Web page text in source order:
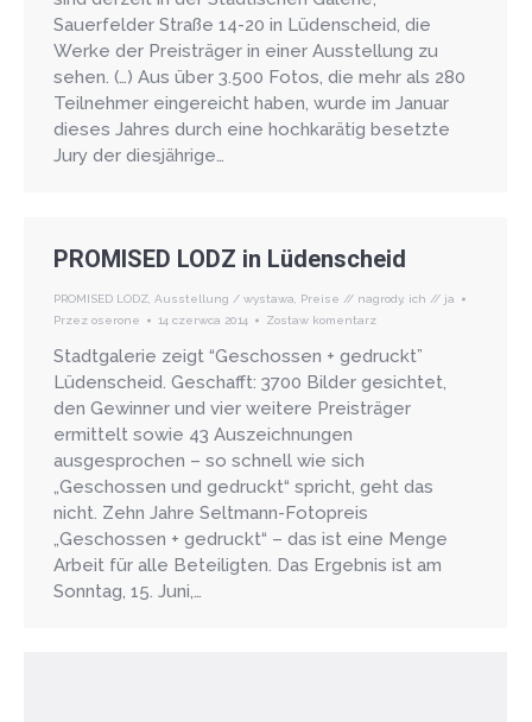
Sauerfelder Straße 14-20 in Lüdenscheid, die
Werke der Preisträger in einer Ausstellung zu
sehen. (…) Aus über 3.500 Fotos, die mehr als 280
Teilnehmer eingereicht haben, wurde im Januar
dieses Jahres durch eine hochkarätig besetzte
Jury der diesjährige…
PROMISED LODZ in Lüdenscheid
PROMISED LODZ Ausstellung / wystawa Preise // nagrody, ich // ja
Przez oserone 14 czerwca 2014 Zostaw komentarz
Stadtgalerie zeigt “Geschossen + gedruckt”
Lüdenscheid. Geschafft: 3700 Bilder gesichtet,
den Gewinner und vier weitere Preisträger
ermittelt sowie 43 Auszeichnungen
ausgesprochen – so schnell wie sich
„Geschossen und gedruckt“ spricht, geht das
nicht. Zehn Jahre Seltmann-Fotopreis
„Geschossen + gedruckt“ – das ist eine Menge
Arbeit für alle Beteiligten. Das Ergebnis ist am
Sonntag, 15. Juni,…